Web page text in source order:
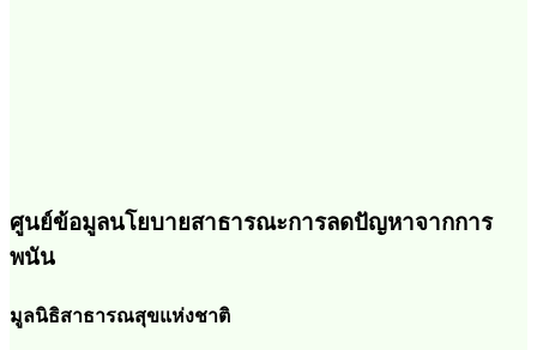
ศูนย์ข้อมูลนโยบายสาธารณะการลดปัญหาจากการ
พนัน
มูลนิธิสาธารณสุขแห่งชาติ